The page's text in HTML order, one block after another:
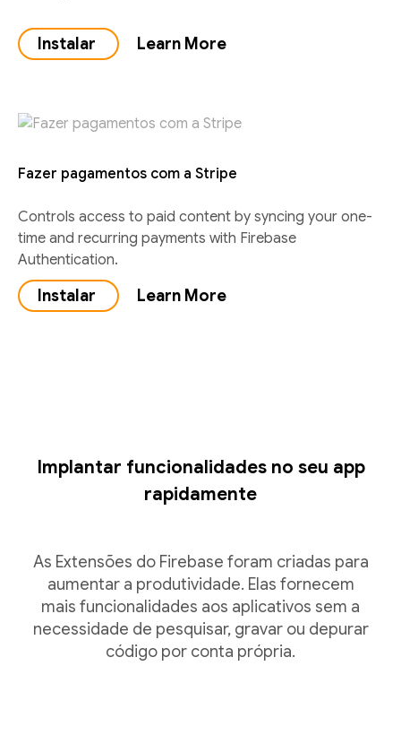
Instalar Learn More
Fazer pagamentos com a Stripe
Controls access to paid content by syncing your one-
time and recurring payments with Firebase
Authentication.
Instalar Learn More
Implantar funcionalidades no seu app
rapidamente
As Extensões do Firebase foram criadas para
aumentar a produtividade. Elas fornecem
mais funcionalidades aos aplicativos sem a
necessidade de pesquisar, gravar ou depurar
código por conta própria.